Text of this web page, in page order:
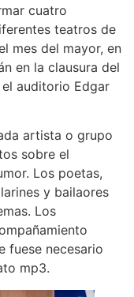
cuatro
teatros de
mes del mayor, en
en la clausura del
auditorio Edgar
artista o grupo
sobre el
Los poetas,
y bailaores
Los
fuese necesario
mp3.